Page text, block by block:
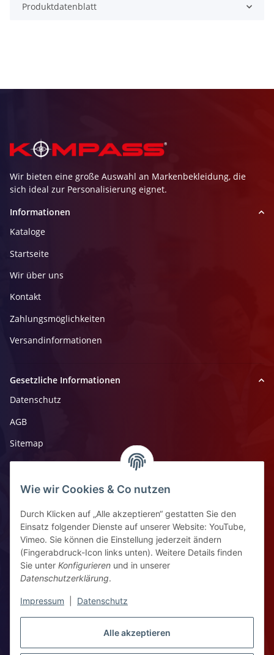
Alle akzeptieren
Wie wir Cookies & Co nutzen
Durch Klicken auf „Alle akzeptieren“ gestatten Sie den
Einsatz folgender Dienste auf unserer Website: YouTube,
Vimeo. Sie können die Einstellung jederzeit ändern
(Fingerabdruck-Icon links unten). Weitere Details finden
Sie unter Konfigurieren und in unserer
Datenschutzerklärung.
Impressum Datenschutz
Produktdatenblatt
Wir bieten eine große Auswahl an Markenbekleidung, die
sich ideal zur Personalisierung eignet.
Informationen
Kataloge
Startseite
Wir über uns
Kontakt
Zahlungsmöglichkeiten
Versandinformationen
Gesetzliche Informationen
Datenschutz
AGB
Sitemap
Impressum
Widerrufsrecht
Kontaktinformationen
Ziegelhüttenstr 30, 64832 Babenhausen
+49 6073 7250531
Vertrag widerrufen